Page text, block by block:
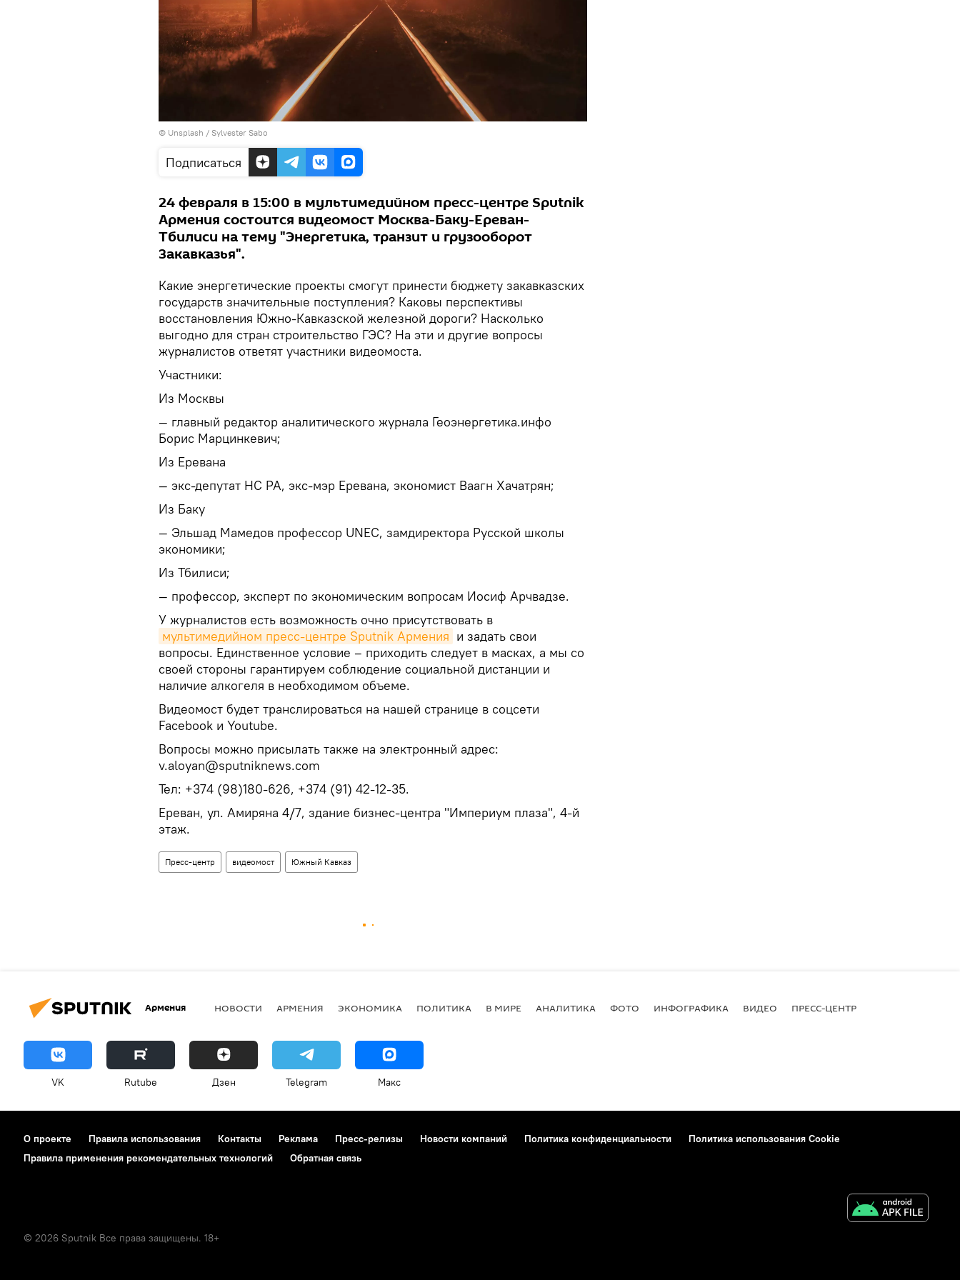
© Unsplash / Sylvester Sabo
Подписаться
24 февраля в 15:00 в мультимедийном пресс-центре Sputnik
Армения состоится видеомост Москва-Баку-Ереван-
Тбилиси на тему "Энергетика, транзит и грузооборот
Закавказья".
Какие энергетические проекты смогут принести бюджету закавказских
государств значительные поступления? Каковы перспективы
восстановления Южно-Кавказской железной дороги? Насколько
выгодно для стран строительство ГЭС? На эти и другие вопросы
журналистов ответят участники видеомоста.
Участники:
Из Москвы
— главный редактор аналитического журнала Геоэнергетика.инфо
Борис Марцинкевич;
Из Еревана
— экс-депутат НС РА, экс-мэр Еревана, экономист Ваагн Хачатрян;
Из Баку
— Эльшад Мамедов профессор UNEC, замдиректора Русской школы
экономики;
Из Тбилиси;
— профессор, эксперт по экономическим вопросам Иосиф Арчвадзе.
У журналистов есть возможность очно присутствовать в
мультимедийном пресс-центре Sputnik Армения и задать свои
вопросы. Единственное условие – приходить следует в масках, а мы со
своей стороны гарантируем соблюдение социальной дистанции и
наличие алкогеля в необходимом объеме.
Видеомост будет транслироваться на нашей странице в соцсети
Facebook и Youtube.
Вопросы можно присылать также на электронный адрес:
v.aloyan@sputniknews.com
Тел: +374 (98)180-626, +374 (91) 42-12-35.
Ереван, ул. Амиряна 4/7, здание бизнес-центра "Империум плаза", 4-й
этаж.
Пресс-центр видеомост Южный Кавказ
Армения НОВОСТИ АРМЕНИЯ ЭКОНОМИКА ПОЛИТИКА В МИРЕ АНАЛИТИКА ФОТО ИНФОГРАФИКА ВИДЕО ПРЕСС-ЦЕНТР
VK Rutube Дзен Telegram Макс
О проекте Правила использования Контакты Реклама Пресс-релизы Новости компаний Политика конфиденциальности
Политика использования Cookie
Правила применения рекомендательных технологий
Обратная связь
© 2026 Sputnik Все права защищены. 18+